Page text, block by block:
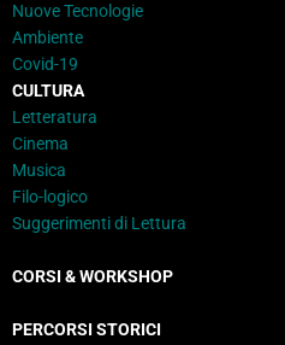
Nuove Tecnologie
Ambiente
Covid-19
CULTURA
Letteratura
Cinema
Musica
Filo-logico
Suggerimenti di Lettura
CORSI & WORKSHOP
PERCORSI STORICI